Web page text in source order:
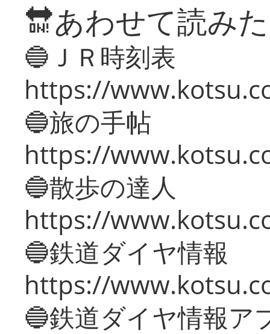
🔛あわせて読み
🔵ＪＲ時刻表
https://
🔵旅の手帖
https://
🔵散歩の達人
https://
🔵鉄道ダイヤ情報
https://
🔵鉄道ダイヤ情報ア